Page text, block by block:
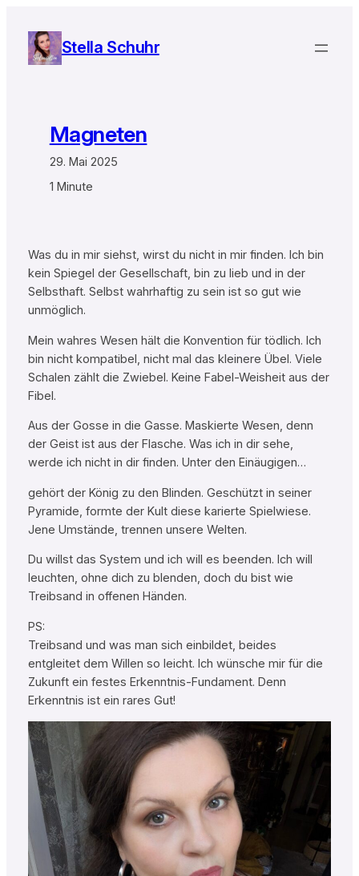
Inhalt
springen
Stella Schuhr
Magneten
29. Mai 2025
1 Minute
Was du in mir siehst, wirst du nicht in mir finden. Ich bin
kein Spiegel der Gesellschaft, bin zu lieb und in der
Selbsthaft. Selbst wahrhaftig zu sein ist so gut wie
unmöglich.
Mein wahres Wesen hält die Konvention für tödlich. Ich
bin nicht kompatibel, nicht mal das kleinere Übel. Viele
Schalen zählt die Zwiebel. Keine Fabel-Weisheit aus der
Fibel.
Aus der Gosse in die Gasse. Maskierte Wesen, denn
der Geist ist aus der Flasche. Was ich in dir sehe,
werde ich nicht in dir finden. Unter den Einäugigen…
gehört der König zu den Blinden. Geschützt in seiner
Pyramide, formte der Kult diese karierte Spielwiese.
Jene Umstände, trennen unsere Welten.
Du willst das System und ich will es beenden. Ich will
leuchten, ohne dich zu blenden, doch du bist wie
Treibsand in offenen Händen.
PS:
Treibsand und was man sich einbildet, beides
entgleitet dem Willen so leicht. Ich wünsche mir für die
Zukunft ein festes Erkenntnis-Fundament. Denn
Erkenntnis ist ein rares Gut!